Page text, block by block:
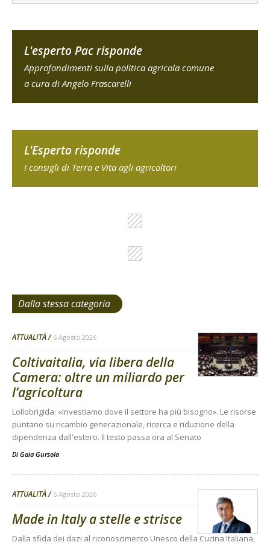
L'esperto Pac risponde
Approfondimenti sulla politica agricola comune
a cura di Angelo Frascarelli
L'Esperto risponde
I consigli di Terra e Vita agli agricoltori
Dalla stessa categoria
ATTUALITÀ 6 Agosto 2026
Coltivaitalia, via libera della
Camera: oltre un miliardo per
l’agricoltura
Lollobrigida: «Investiamo dove il settore ha più bisogno». Le risorse
puntano su ricambio generazionale, ricerca e riduzione della
dipendenza dall'estero. Il testo passa ora al Senato
Di Gaia Gursola
ATTUALITÀ 6 Agosto 2026
Made in Italy a stelle e strisce
Dalla sfida dei dazi al riconoscimento Unesco della Cucina Italiana,